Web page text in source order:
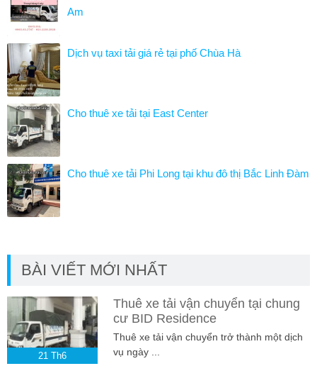
Am
Dịch vụ taxi tải giá rẻ tại phố Chùa Hà
Cho thuê xe tải tại East Center
Cho thuê xe tải Phi Long tại khu đô thị Bắc Linh Đàm
BÀI VIẾT MỚI NHẤT
21 Th6
Thuê xe tải vận chuyển tại chung
cư BID Residence
Thuê xe tải vận chuyển trở thành một dịch
vụ ngày ...